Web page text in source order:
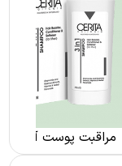
مراقبت پوست آقایان